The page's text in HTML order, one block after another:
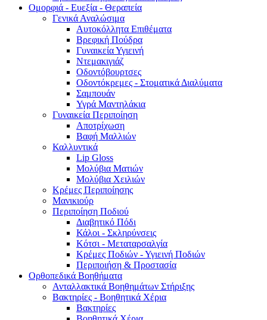
Ομορφιά - Ευεξία - Θεραπεία
Γενικά Αναλώσιμα
Αυτοκόλλητα Επιθέματα
Βρεφική Πούδρα
Γυναικεία Υγιεινή
Ντεμακιγιάζ
Οδοντόβουρτσες
Οδοντόκρεμες - Στοματικά Διαλύματα
Σαμπουάν
Υγρά Μαντηλάκια
Γυναικεία Περιποίηση
Αποτρίχωση
Βαφή Μαλλιών
Καλλυντικά
Lip Gloss
Μολύβια Ματιών
Μολύβια Χειλιών
Κρέμες Περιποίησης
Μανικιούρ
Περιποίηση Ποδιού
Διαβητικό Πόδι
Κάλοι - Σκληρύνσεις
Κότσι - Μεταταρσαλγία
Κρέμες Ποδιών - Υγιεινή Ποδιών
Περιποιήση & Προστασία
Ορθοπεδικά Βοηθήματα
Ανταλλακτικά Βοηθημάτων Στήριξης
Βακτηρίες - Βοηθητικά Χέρια
Βακτηρίες